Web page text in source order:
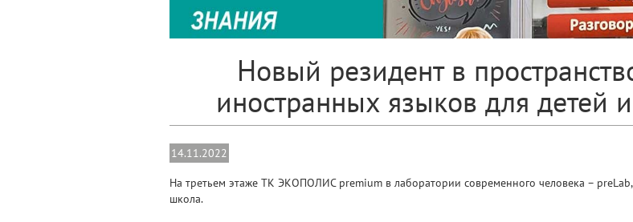
Новый резидент в
иностранных языков для детей
14.11.2022
На третьем этаже ТК ЭКОПОЛИС premium в лаборатории современного человека –
школа.